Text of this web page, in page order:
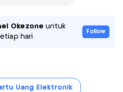
Okezone untuk
hari
Follow
Uang Elektronik